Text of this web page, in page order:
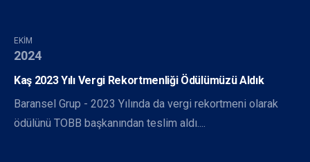
EKIM
2024
Kaş 2023 Yılı Vergi Rekortmenliği Ödülümüzü Aldık
Baransel Grup - 2023 Yılında da vergi rekortmeni olarak
ödülünü TOBB başkanından teslim aldı....